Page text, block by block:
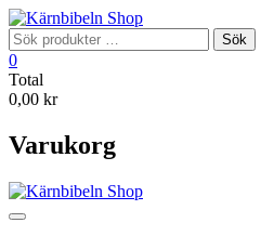
Skip
to
content
Sök
efter:
Sök
0
Total
0,00 kr
Varukorg